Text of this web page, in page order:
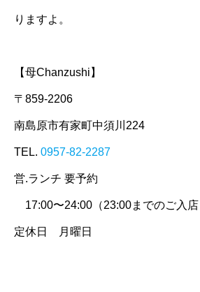
りますよ。
【母Chanzushi】
〒859-2206
南島原市有家町中須川224
TEL. 0957-82-2287
営.ランチ 要予約
17:00〜24:00（23:00までのご入店
定休日 月曜日